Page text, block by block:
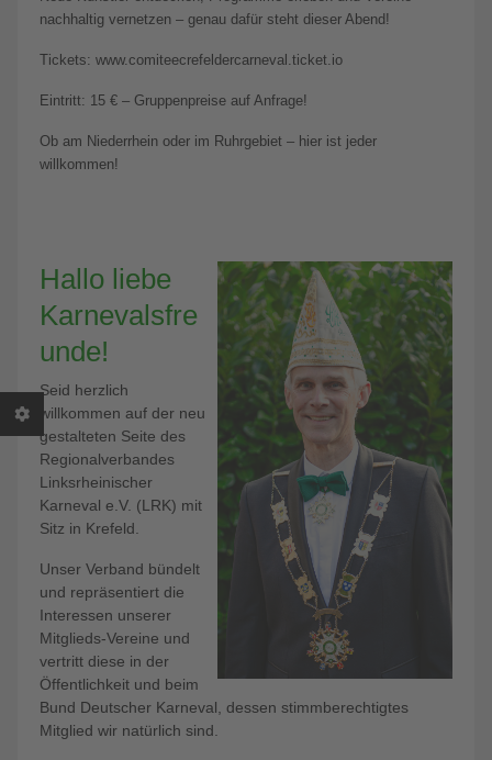
nachhaltig vernetzen – genau dafür steht dieser Abend!
Tickets: www.comiteecrefeldercarneval.ticket.io
Eintritt: 15 € – Gruppenpreise auf Anfrage!
Ob am Niederrhein oder im Ruhrgebiet – hier ist jeder
willkommen!
Hallo liebe
Karnevalsfre
unde!
Seid herzlich
willkommen auf der neu
gestalteten Seite des
Regionalverbandes
Linksrheinischer
Karneval e.V. (LRK) mit
Sitz in Krefeld.
Unser Verband bündelt
und repräsentiert die
Interessen unserer
Mitglieds-Vereine und
vertritt diese in der
Öffentlichkeit und beim
Bund Deutscher Karneval, dessen stimmberechtigtes
Mitglied wir natürlich sind.